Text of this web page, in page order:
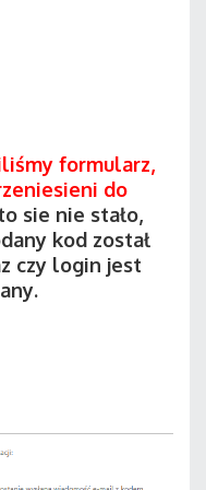
formularz,
do
sie nie stało,
kod został
czy login jest